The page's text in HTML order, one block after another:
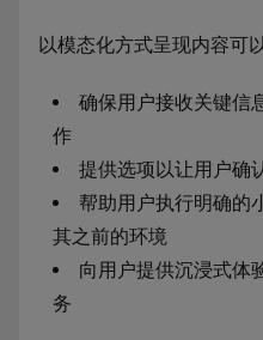
以模态化方式呈现内容可
确保用户接收关键信
作
提供选项以让用户确
帮助用户执行明确的
其之前的环境
向用户提供沉浸式体
务